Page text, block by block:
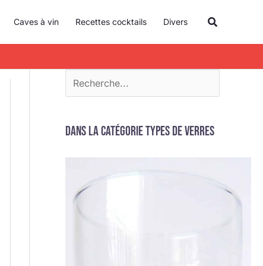
Caves à vin Recettes cocktails Divers
c
h
c
Dans la catégorie Types de verres